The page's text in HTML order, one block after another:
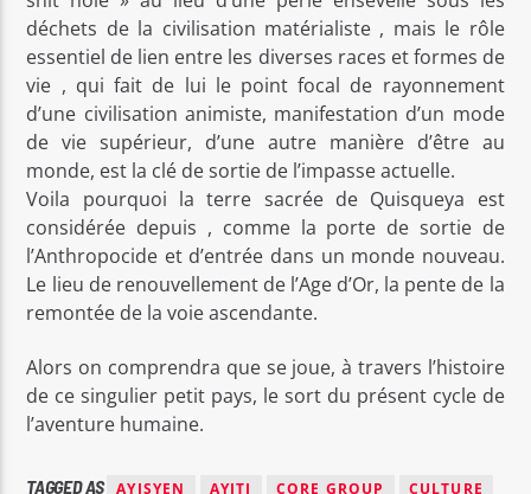
déchets de la civilisation matérialiste , mais le rôle
essentiel de lien entre les diverses races et formes de
vie , qui fait de lui le point focal de rayonnement
d’une civilisation animiste, manifestation d’un mode
de vie supérieur, d’une autre manière d’être au
monde, est la clé de sortie de l’impasse actuelle.
Voila pourquoi la terre sacrée de Quisqueya est
considérée depuis , comme la porte de sortie de
l’Anthropocide et d’entrée dans un monde nouveau.
Le lieu de renouvellement de l’Age d’Or, la pente de la
remontée de la voie ascendante.
Alors on comprendra que se joue, à travers l’histoire
de ce singulier petit pays, le sort du présent cycle de
l’aventure humaine.
TAGGED AS AYISYEN AYITI CORE GROUP
CULTURE